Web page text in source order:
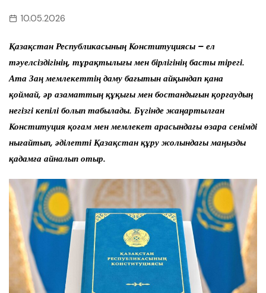
10.05.2026
Қазақстан Республикасының Конституциясы – ел
тәуелсіздігінің, тұрақтылығы мен бірлігінің басты тірегі.
Ата Заң мемлекеттің даму бағытын айқындап қана
қоймай, әр азаматтың құқығы мен бостандығын қорғаудың
негізгі кепілі болып табылады. Бүгінде жаңартылған
Конституция қоғам мен мемлекет арасындағы өзара сенімді
нығайтып, әділетті Қазақстан құру жолындағы маңызды
қадамға айналып отыр.